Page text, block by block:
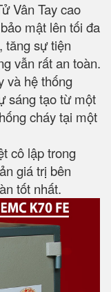
Vân Tay cao
mật lên tối đa
tăng sự tiện
vẫn rất an toàn.
và hệ thống
sáng tạo từ một
cháy tại một
cô lập trong
giá trị bên
tốt nhất.